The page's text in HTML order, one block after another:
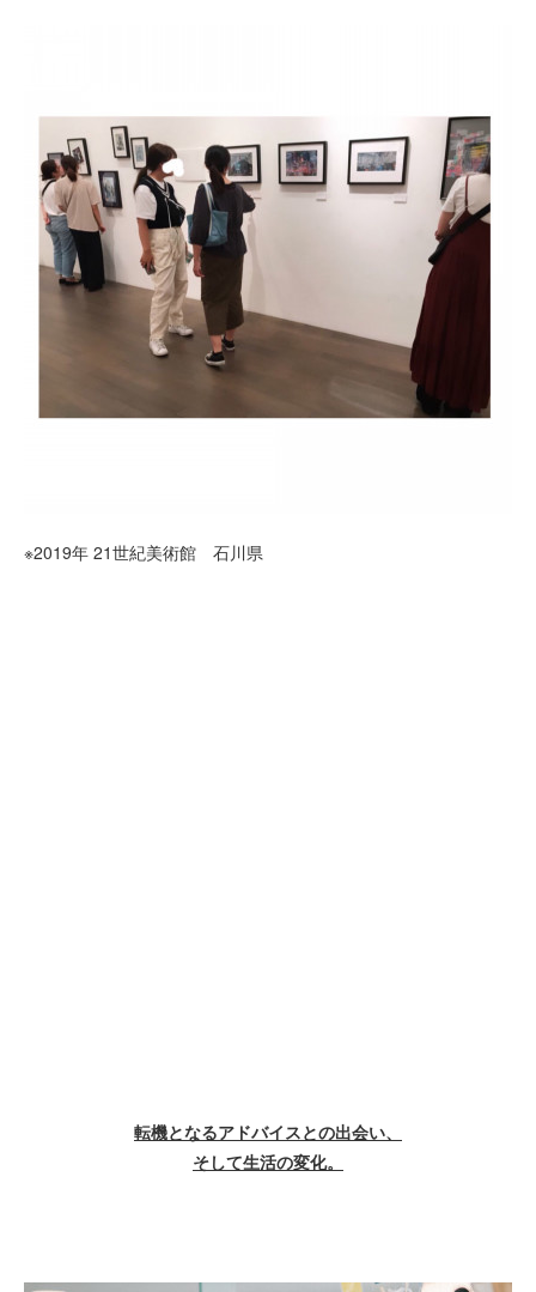
※2019年 21世紀美術館 石川県
転機となるアドバイスとの出会い、
そして生活の変化。